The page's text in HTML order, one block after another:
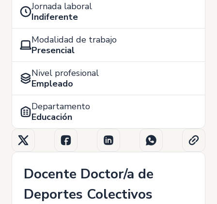
Jornada laboral
Indiferente
Modalidad de trabajo
Presencial
Nivel profesional
Empleado
Departamento
Educación
Docente Doctor/a de
Deportes Colectivos